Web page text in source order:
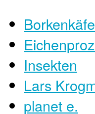
Insekten
Lars
planet e.